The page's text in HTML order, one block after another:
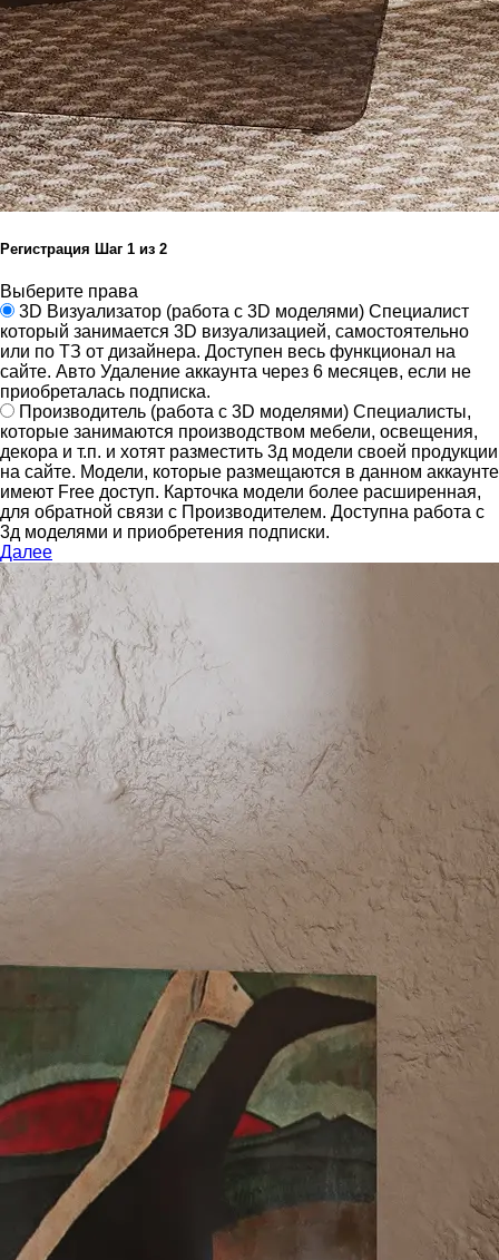
Регистрация Шаг 1 из 2
Выберите права
3D Визуализатор (работа с 3D моделями) Специалист
который занимается 3D визуализацией, самостоятельно
или по ТЗ от дизайнера. Доступен весь функционал на
сайте. Авто Удаление аккаунта через 6 месяцев, если не
приобреталась подписка.
Производитель (работа с 3D моделями) Специалисты,
которые занимаются производством мебели, освещения,
декора и т.п. и хотят разместить 3д модели своей продукции
на сайте. Модели, которые размещаются в данном аккаунте
имеют Free доступ. Карточка модели более расширенная,
для обратной связи с Производителем. Доступна работа с
3д моделями и приобретения подписки.
Далее